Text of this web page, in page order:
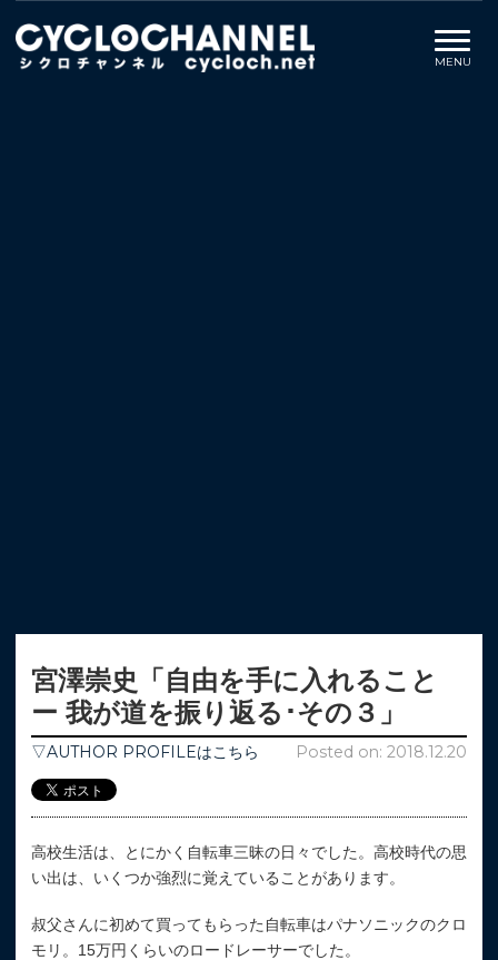
宮澤崇史「自由を手に入れること
ー 我が道を振り返る･その３」
▽AUTHOR PROFILEはこちら Posted on: 2018.12.20
高校生活は、とにかく自転車三昧の日々でした。高校時代の思
い出は、いくつか強烈に覚えていることがあります。
叔父さんに初めて買ってもらった自転車はパナソニックのクロ
モリ。15万円くらいのロードレーサーでした。